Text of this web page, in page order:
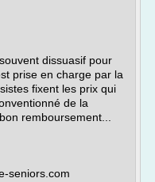
dissuasif pour
prise en charge par la
fixent les prix qui
de la
remboursement...
seniors.com